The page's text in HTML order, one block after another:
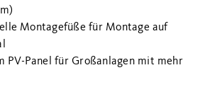
Montagefüße für Montage auf
PV-Panel für Großanlagen mit mehr